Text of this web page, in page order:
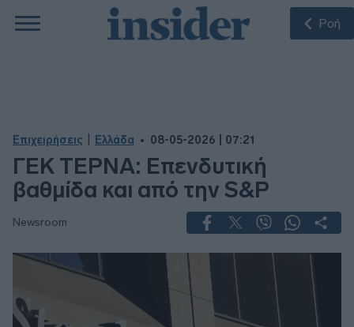
Ροή
Επιχειρήσεις Ελλάδα 08-05-2026 | 07:21
ΓΕΚ ΤΕΡΝΑ: Eπενδυτική
βαθμίδα και από την S&P
Newsroom